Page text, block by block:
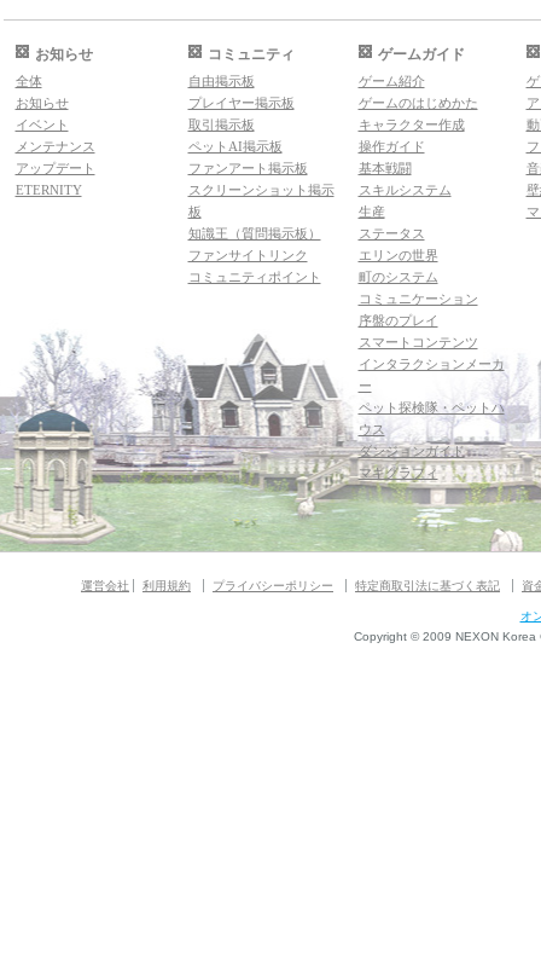
お知らせ
全体
お知らせ
イベント
メンテナンス
アップデート
ETERNITY
コミュニティ
自由掲示板
プレイヤー掲示板
取引掲示板
ペットAI掲示板
ファンアート掲示板
スクリーンショット掲示
板
知識王（質問掲示板）
ファンサイトリンク
コミュニティポイント
ゲームガイド
ゲーム紹介
ゲームのはじめかた
キャラクター作成
操作ガイド
基本戦闘
スキルシステム
生産
ステータス
エリンの世界
町のシステム
コミュニケーション
序盤のプレイ
スマートコンテンツ
インタラクションメーカ
ー
ペット探検隊・ペットハ
ウス
ダンジョンガイド
マギグラフィ
運営会社 利用規約 プライバシーポリシー 特定商取引法に基づく表記 資
オ
Copyright © 2009 NEXON Korea